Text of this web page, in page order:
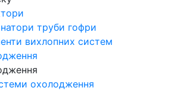
труби гофри
вихлопних систем
охолодження